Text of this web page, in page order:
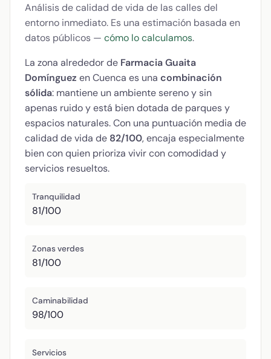
Análisis de calidad de vida de las calles del
entorno inmediato. Es una estimación basada en
datos públicos — cómo lo calculamos.
La zona alrededor de Farmacia Guaita
Domínguez en Cuenca es una combinación
sólida: mantiene un ambiente sereno y sin
apenas ruido y está bien dotada de parques y
espacios naturales. Con una puntuación media de
calidad de vida de 82/100, encaja especialmente
bien con quien prioriza vivir con comodidad y
servicios resueltos.
Tranquilidad
81/100
Zonas verdes
81/100
Caminabilidad
98/100
Servicios